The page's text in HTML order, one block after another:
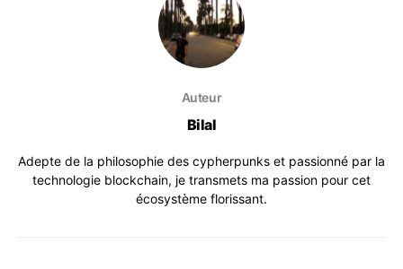
Auteur
Bilal
Adepte de la philosophie des cypherpunks et passionné par la
technologie blockchain, je transmets ma passion pour cet
écosystème florissant.